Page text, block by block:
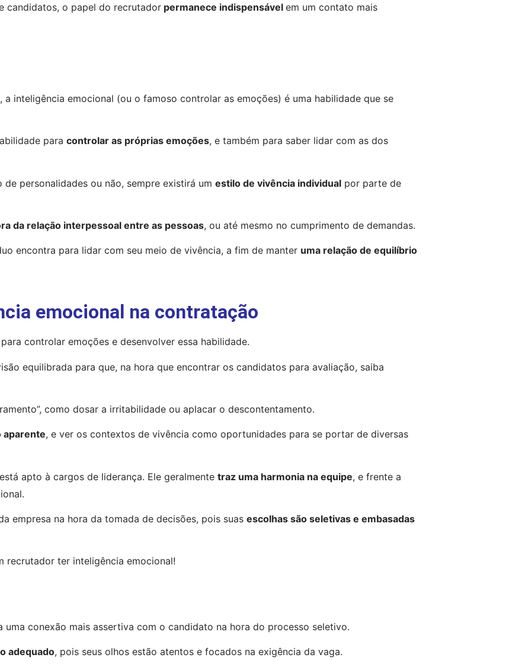
candidatos, o papel do recrutador permanece indispensável em um contato mais
inteligência emocional (ou o famoso controlar as emoções) é uma habilidade que se
para controlar as próprias emoções, e também para saber lidar com as dos
personalidades ou não, sempre existirá um estilo de vivência individual por parte de
da relação interpessoal entre as pessoas, ou até mesmo no cumprimento de demandas.
encontra para lidar com seu meio de vivência, a fim de manter uma relação de equilíbrio
emocional na contratação
controlar emoções e desenvolver essa habilidade.
como dosar a irritabilidade ou aplacar o descontentamento.
aparente, e ver os contextos de vivência como oportunidades para se portar de diversas
apto à cargos de liderança. Ele geralmente traz uma harmonia na equipe, e frente a
empresa na hora da tomada de decisões, pois suas escolhas são seletivas e embasadas
recrutador ter inteligência emocional!
conexão mais assertiva com o candidato na hora do processo seletivo.
adequado, pois seus olhos estão atentos e focados na exigência da vaga.